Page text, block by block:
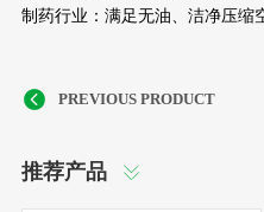
制药行业：满足无油、洁净压缩
推荐产品